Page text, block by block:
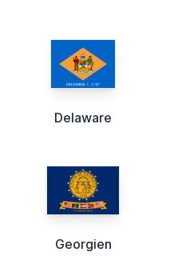
Delaware
Georgien